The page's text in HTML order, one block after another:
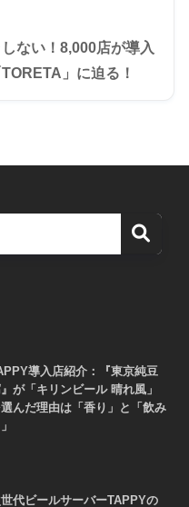
ない！8,000店が導入
」に迫る！
導入店紹介：『東京純豆
が「キリンビール 晴れ風」
んだ理由は「香り」と「飲み
代ビールサーバーTAPPYの